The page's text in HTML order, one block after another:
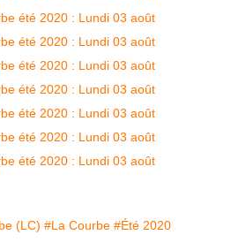
(LC) #La Courbe #Été 2020